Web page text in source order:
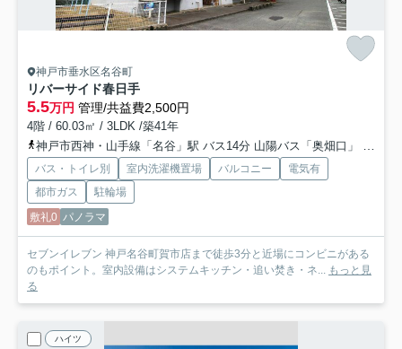
神戸市垂水区名谷町
リバーサイド春日手
5.5万円 管理/共益費2,500円
4階 / 60.03㎡ / 3LDK /築41年
神戸市西神・山手線「名谷」駅 バス14分 山陽バス「奥畑口」 停歩5分
バス・トイレ別 室内洗濯機置場 バルコニー
電気有
都市ガス
駐輪場
敷礼0 パノラマ
セブンイレブン 神戸名谷町賀市店まで徒歩3分と近場にコンビニがある
のもポイント。室内設備はシステムキッチン・追い焚き・ネ...
もっと見
る
ハイツ